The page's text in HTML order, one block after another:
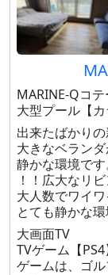
MARINE-Qコ
大型プール【カ
出来たばかり
大きなベラン
静かな環境です
！！広大なリ
大人数でワイワ
とても静かな
大画面TV
TVゲーム【
ゲームは、ゴ